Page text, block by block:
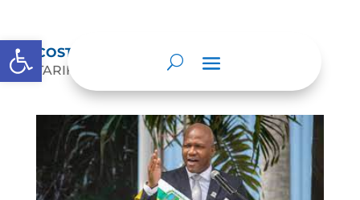
Abrir barra de herramientas
COSTOS ASOCIADOS
TARIFAS 2025